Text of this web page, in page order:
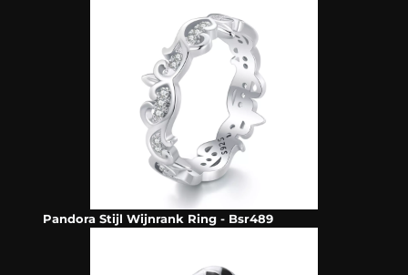
Pandora Stijl Wijnrank Ring - Bsr489